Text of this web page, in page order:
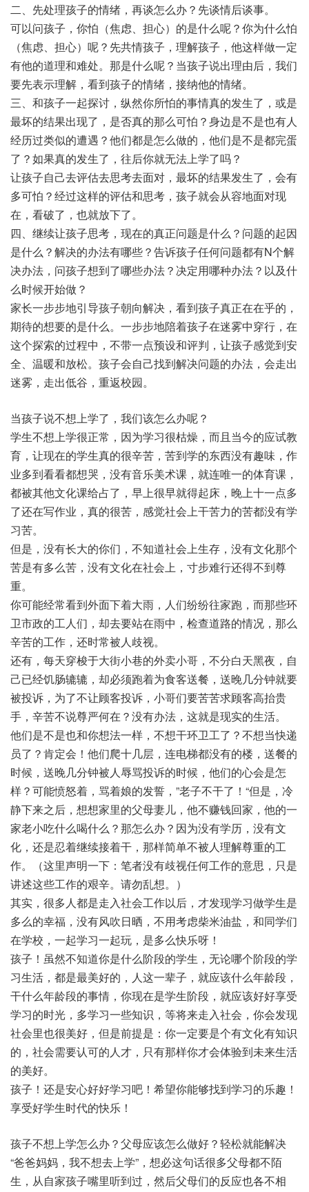
二、先处理孩子的情绪，再谈怎么办？先谈情后谈事。
可以问孩子，你怕（焦虑、担心）的是什么呢？你为什么怕
（焦虑、担心）呢？先共情孩子，理解孩子，他这样做一定
有他的道理和难处。那是什么呢？当孩子说出理由后，我们
要先表示理解，看到孩子的情绪，接纳他的情绪。
三、和孩子一起探讨，纵然你所怕的事情真的发生了，或是
最坏的结果出现了，是否真的那么可怕？身边是不是也有人
经历过类似的遭遇？他们都是怎么做的，他们是不是都完蛋
了？如果真的发生了，往后你就无法上学了吗？
让孩子自己去评估去思考去面对，最坏的结果发生了，会有
多可怕？经过这样的评估和思考，孩子就会从容地面对现
在，看破了，也就放下了。
四、继续让孩子思考，现在的真正问题是什么？问题的起因
是什么？解决的办法有哪些？告诉孩子任何问题都有N个解
决办法，问孩子想到了哪些办法？决定用哪种办法？以及什
么时候开始做？
家长一步步地引导孩子朝向解决，看到孩子真正在在乎的，
期待的想要的是什么。一步步地陪着孩子在迷雾中穿行，在
这个探索的过程中，不带一点预设和评判，让孩子感觉到安
全、温暖和放松。孩子会自己找到解决问题的办法，会走出
迷雾，走出低谷，重返校园。
当孩子说不想上学了，我们该怎么办呢？
学生不想上学很正常，因为学习很枯燥，而且当今的应试教
育，让现在的学生真的很辛苦，苦到学的东西没有趣味，作
业多到看看都想哭，没有音乐美术课，就连唯一的体育课，
都被其他文化课给占了，早上很早就得起床，晚上十一点多
了还在写作业，真的很苦，感觉社会上干苦力的苦都没有学
习苦。
但是，没有长大的你们，不知道社会上生存，没有文化那个
苦是有多么苦，没有文化在社会上，寸步难行还得不到尊
重。
你可能经常看到外面下着大雨，人们纷纷往家跑，而那些环
卫市政的工人们，却去要站在雨中，检查道路的情况，那么
辛苦的工作，还时常被人歧视。
还有，每天穿梭于大街小巷的外卖小哥，不分白天黑夜，自
己已经饥肠辘辘，却必须跑着为食客送餐，送晚几分钟就要
被投诉，为了不让顾客投诉，小哥们要苦苦求顾客高抬贵
手，辛苦不说尊严何在？没有办法，这就是现实的生活。
他们是不是也和你想法一样，不想干环卫工了？不想当快递
员了？肯定会！他们爬十几层，连电梯都没有的楼，送餐的
时候，送晚几分钟被人辱骂投诉的时候，他们的心会是怎
样？可能愤怒着，骂着娘的发誓，”老子不干了！“但是，冷
静下来之后，想想家里的父母妻儿，他不赚钱回家，他的一
家老小吃什么喝什么？那怎么办？因为没有学历，没有文
化，还是忍着继续接着干，那样简单不被人理解尊重的工
作。（这里声明一下：笔者没有歧视任何工作的意思，只是
讲述这些工作的艰辛。请勿乱想。）
其实，很多人都是走入社会工作以后，才发现学习做学生是
多么的幸福，没有风吹日晒，不用考虑柴米油盐，和同学们
在学校，一起学习一起玩，是多么快乐呀！
孩子！虽然不知道你是什么阶段的学生，无论哪个阶段的学
习生活，都是最美好的，人这一辈子，就应该什么年龄段，
干什么年龄段的事情，你现在是学生阶段，就应该好好享受
学习的时光，多学习一些知识，等将来走入社会，你会发现
社会里也很美好，但是前提是：你一定要是个有文化有知识
的，社会需要认可的人才，只有那样你才会体验到未来生活
的美好。
孩子！还是安心好好学习吧！希望你能够找到学习的乐趣！
享受好学生时代的快乐！
孩子不想上学怎么办？父母应该怎么做好？轻松就能解决
“爸爸妈妈，我不想去上学”，想必这句话很多父母都不陌
生，从自家孩子嘴里听到过，然后父母们的反应也各不相